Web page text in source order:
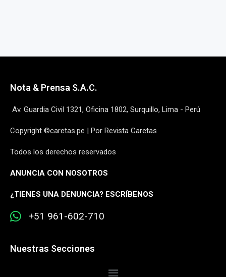
Nota & Prensa S.A.C.
Av. Guardia Civil 1321, Oficina 1802, Surquillo, Lima - Perú
Copyright ©caretas.pe | Por Revista Caretas
Todos los derechos reservados
ANUNCIA CON NOSOTROS
¿TIENES UNA DENUNCIA? ESCRÍBENOS
+51 961-602-710
Nuestras Secciones